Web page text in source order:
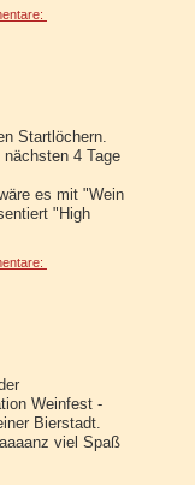
Startlöchern.
4 Tage
es mit "Wein
"High
Weinfest -
Bierstadt.
viel Spaß